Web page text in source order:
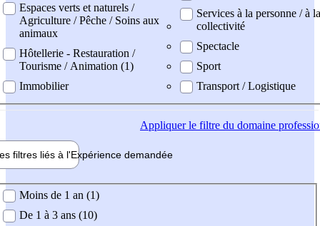
Espaces verts et naturels /
Agriculture / Pêche / Soins aux
animaux
Hôtellerie - Restauration /
Tourisme / Animation (1)
Immobilier
Services à la personne / à la
collectivité
Spectacle
Sport
Transport / Logistique
Appliquerle filtre du domaine
filtres liés à l'Expérience demandée
demandée
Moins de 1 an (1)
De 1 à 3 ans (10)